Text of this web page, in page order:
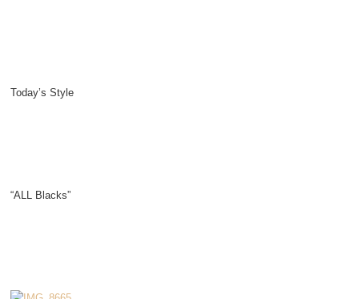
Today’s Style
“ALL Blacks”